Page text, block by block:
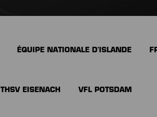
ÉQUIPE NATIONALE D'ISLANDE
THSV EISENACH VFL POTSDAM